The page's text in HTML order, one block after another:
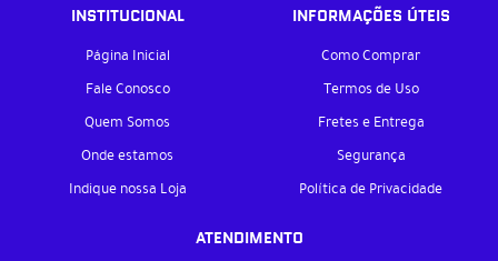
INSTITUCIONAL
Página Inicial
Fale Conosco
Quem Somos
Onde estamos
Indique nossa Loja
INFORMAÇÕES ÚTEIS
Como Comprar
Termos de Uso
Fretes e Entrega
Segurança
Política de Privacidade
ATENDIMENTO